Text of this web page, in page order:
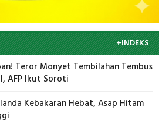
+INDEKS
Teror Monyet Tembilahan Tembus
AFP Ikut Soroti
Kebakaran Hebat, Asap Hitam